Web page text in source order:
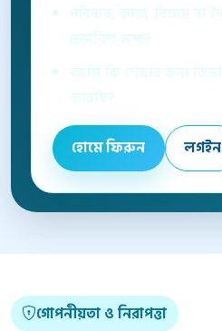
পরিবার, কাজ, বিশ্রাম বা
প্রভাবিত হচ্ছে?
আমি কি শেয়ার করা
করেছি?
হোমে ফিরুন লগইন
গোপনীয়তা ও নিরাপত্তা